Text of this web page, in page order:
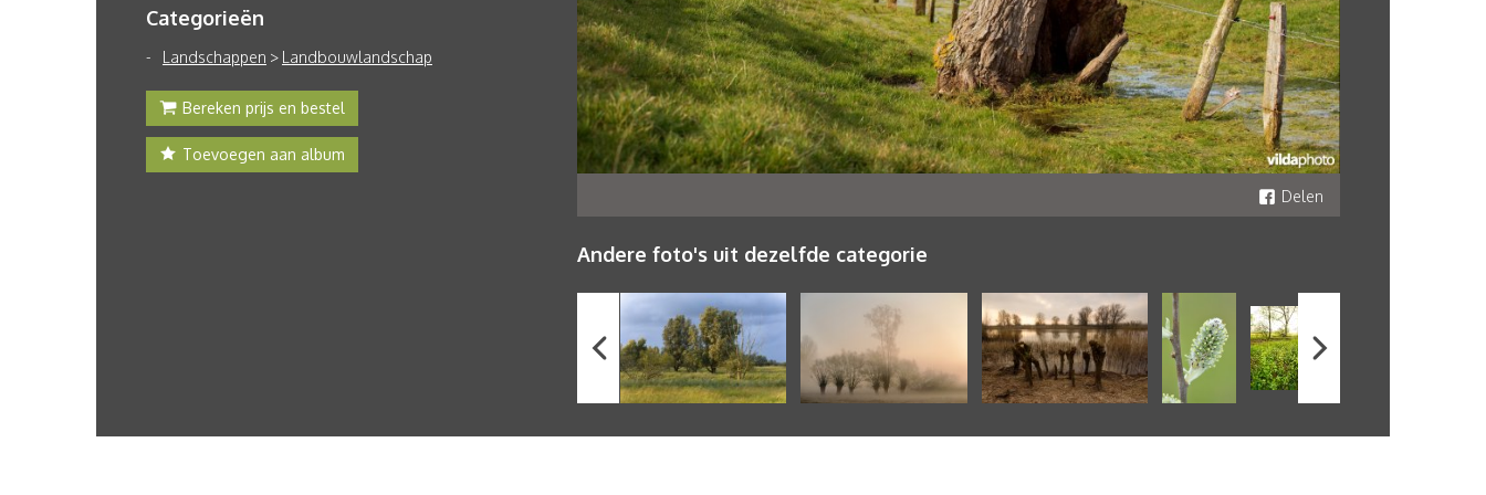
Categorieën
Landschappen > Landbouwlandschap
Bereken prijs en bestel
Toevoegen aan album
Delen
Andere foto's uit dezelfde categorie